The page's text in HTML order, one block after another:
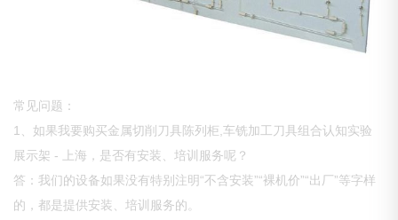
常见问题：
1、如果我要购买金属切削刀具陈列柜,车铣加工刀具组合认知实验
展示架 - 上海，是否有安装、培训服务呢？
答：我们的设备如果没有特别注明“不含安装”“裸机价”“出厂”等字样
的，都是提供安装、培训服务的。